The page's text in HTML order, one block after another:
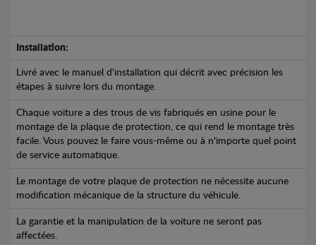
Installation:
Livré avec le manuel d'installation qui décrit avec précision les
étapes à suivre lors du montage.
Chaque voiture a des trous de vis fabriqués en usine pour le
montage de la plaque de protection, ce qui rend le montage très
facile. Vous pouvez le faire vous-même ou à n'importe quel point
de service automatique.
Le montage de votre plaque de protection ne nécessite aucune
modification mécanique de la structure du véhicule.
La garantie et la manipulation de la voiture ne seront pas
affectées.